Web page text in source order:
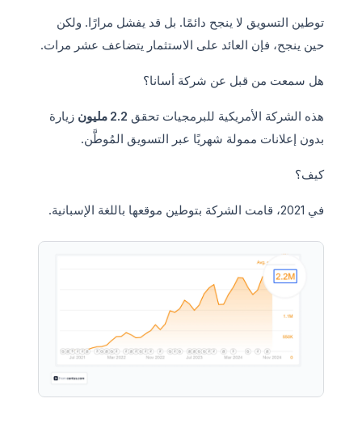
توطين التسويق لا ينجح دائمًا. بل قد يفشل مرارًا. ولكن
حين ينجح، فإن العائد على الاستثمار يتضاعف عشر مرات.
هل سمعت من قبل عن شركة أسانا؟
هذه الشركة الأمريكية للبرمجيات تحقق 2.2 مليون
زيارة
بدون إعلانات ممولة شهريًا عبر التسويق المُوطَّن.
كيف؟
في 2021، قامت الشركة بتوطين موقعها باللغة الإسبانية.